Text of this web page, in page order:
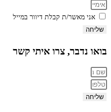
אני מאשר/ת קבלת דיוור במייל
שליחה
בואו נדבר, צרו איתי קשר
שליחה